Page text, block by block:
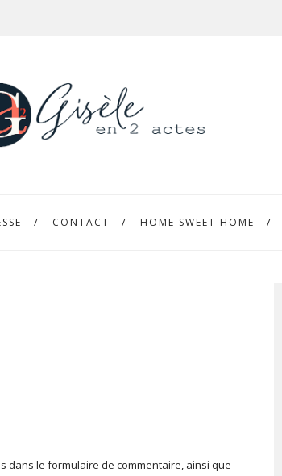
CONTACT HOME SWEET HOME
dans le formulaire de commentaire, ainsi que